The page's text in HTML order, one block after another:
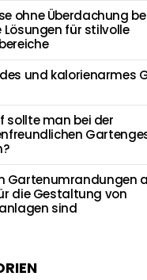
ohne Überdachung
Lösungen für stilvolle
und kalorienarmes
sollte man bei der
Gartenumrandungen
die Gestaltung von
sind